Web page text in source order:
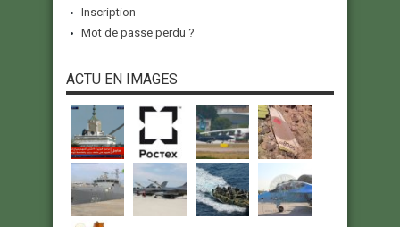
Inscription
Mot de passe perdu ?
ACTU EN IMAGES